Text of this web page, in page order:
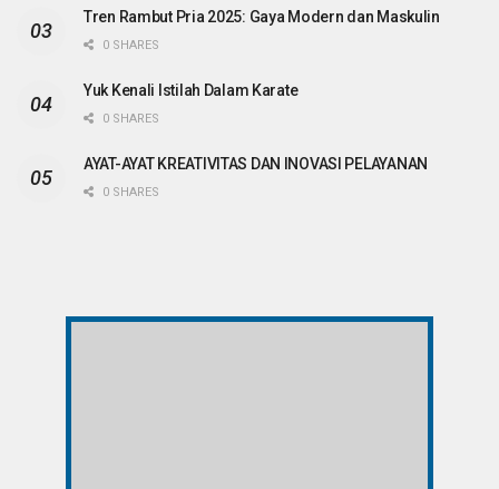
Tren Rambut Pria 2025: Gaya Modern dan Maskulin
0 SHARES
Yuk Kenali Istilah Dalam Karate
0 SHARES
AYAT-AYAT KREATIVITAS DAN INOVASI PELAYANAN
0 SHARES